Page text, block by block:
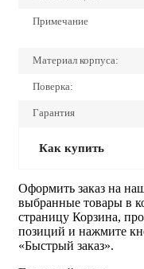
Примечание
Материал корпуса:
Поверка:
Гарантия
Как купить
Оформить заказ на
выбранные товары в
страницу Корзина,
позиций и нажмите
«Быстрый заказ».